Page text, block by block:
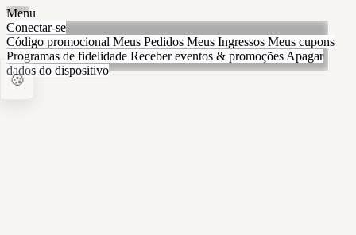
Menu
Conectar-se
Código promocional Meus Pedidos Meus Ingressos Meus cupons
Programas de fidelidade Receber eventos & promoções Apagar
dados do dispositivo
🍪